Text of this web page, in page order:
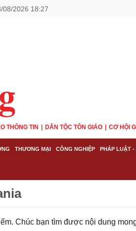
08/2026 18:27
THÔNG TIN DÂN TỘC TÔN GIÁO CƠ HỘI
THƯƠNG MẠI CÔNG NGHIỆP PHÁP LUẬT
Chúc bạn tìm được nội dung